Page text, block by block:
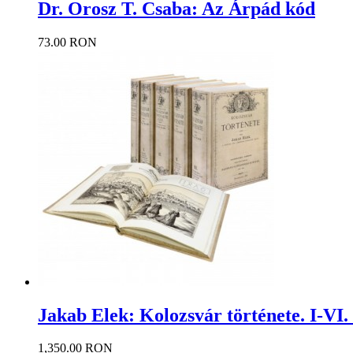
Dr. Orosz T. Csaba: Az Árpád kód
73.00 RON
Jakab Elek: Kolozsvár története. I-VI.
1,350.00 RON